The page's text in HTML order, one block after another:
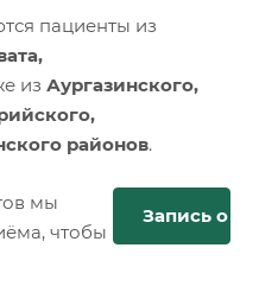
пациенты из
из Аургазинского,
районов.
мы
чтобы
Запись